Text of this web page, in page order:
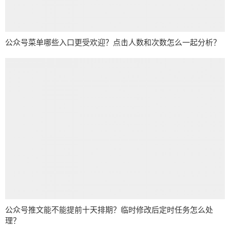
公众号菜单哪些入口更受欢迎？点击人数和次数怎么一起分析？
公众号推文能不能提前十天排期？临时修改后定时任务怎么处
理？